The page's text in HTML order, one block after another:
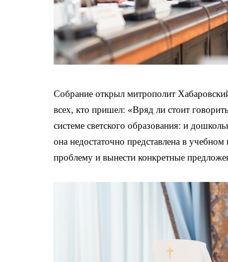
Собрание открыл митрополит
всех, кто пришел: «Вряд ли стоит
системе светского образования: и
она недостаточно представлена в
проблему и вынести конкретные